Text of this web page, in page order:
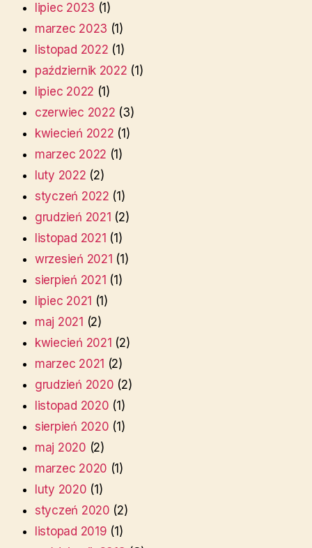
lipiec 2023 (1)
marzec 2023 (1)
listopad 2022 (1)
październik 2022 (1)
lipiec 2022 (1)
czerwiec 2022 (3)
kwiecień 2022 (1)
marzec 2022 (1)
luty 2022 (2)
styczeń 2022 (1)
grudzień 2021 (2)
listopad 2021 (1)
wrzesień 2021 (1)
sierpień 2021 (1)
lipiec 2021 (1)
maj 2021 (2)
kwiecień 2021 (2)
marzec 2021 (2)
grudzień 2020 (2)
listopad 2020 (1)
sierpień 2020 (1)
maj 2020 (2)
marzec 2020 (1)
luty 2020 (1)
styczeń 2020 (2)
listopad 2019 (1)